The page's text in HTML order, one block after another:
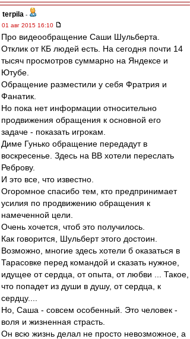
terpila -
01 авг 2015 16:10
Про видеообращение Саши Шульберта.
Отклик от КБ людей есть. На сегодня почти 14
тысяч просмотров суммарно на Яндексе и
Ютубе.
Обращение разместили у себя Фратрия и
Фанатик.
Но пока нет информации относительно
продвижения обращения к основной его
задаче - показать игрокам.
Диме Гунько обращение передадут в
воскресенье. Здесь на ВВ хотели переслать
Реброву.
И это все, что известно.
Огоромное спасибо тем, кто предпринимает
усилия по продвижению обращения к
намеченной цели.
Очень хочется, чтоб это получилось.
Как говорится, Шульберт этого достоин.
Возможно, многие здесь хотели б оказаться в
Тарасовке перед командой и сказать нужное,
идущее от сердца, от опыта, от любви ... Такое,
что попадет из души в душу, от сердца, к
сердцу....
Но, Саша - совсем особенный. Это человек -
воля и жизненная страсть.
Он всю жизнь делал не просто невозможное, а